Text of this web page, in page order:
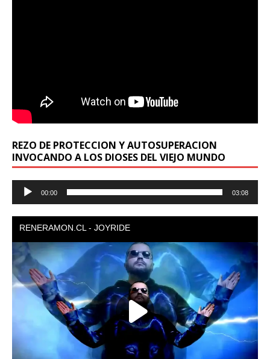
REZO DE PROTECCION Y AUTOSUPERACION
INVOCANDO A LOS DIOSES DEL VIEJO MUNDO
Reproductor
00:00 03:08